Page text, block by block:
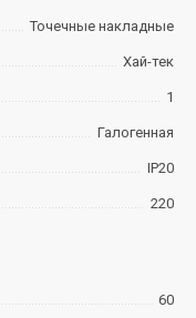
Точечные накладные
Хай-тек
1
Галогенная
IP20
220
60